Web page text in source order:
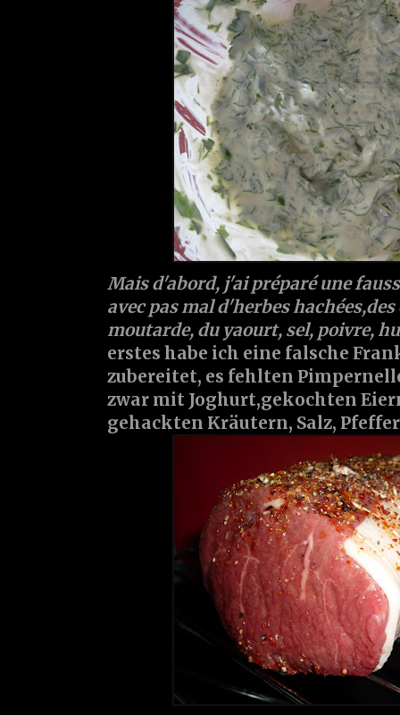
Mais d'abord, j'ai préparé une
avec pas mal d'herbes
moutarde, du yaourt, sel, poivre,
erstes habe ich eine falsche
zubereitet, es fehlten
zwar mit Joghurt,gekochten
gehackten Kräutern, Salz,